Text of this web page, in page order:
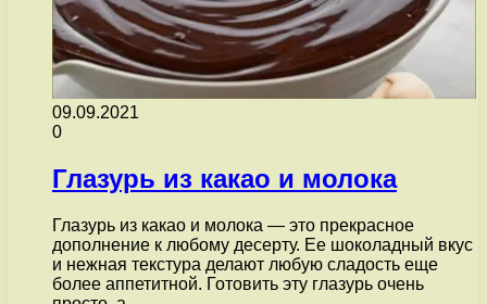
09.09.2021
0
Глазурь из какао и молока
Глазурь из какао и молока — это прекрасное
дополнение к любому десерту. Ее шоколадный вкус
и нежная текстура делают любую сладость еще
более аппетитной. Готовить эту глазурь очень